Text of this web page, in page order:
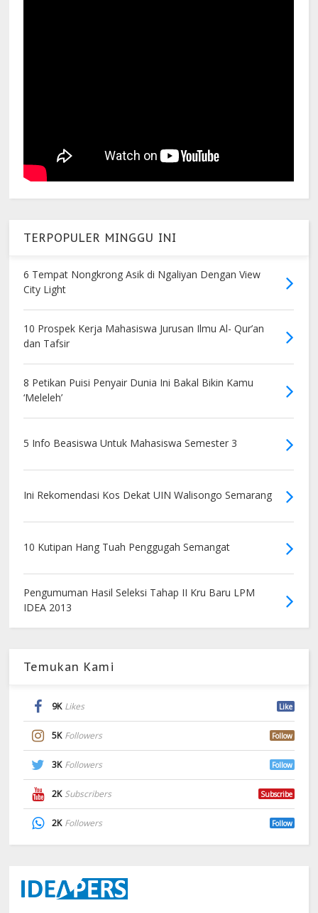
TERPOPULER MINGGU INI
6 Tempat Nongkrong Asik di Ngaliyan Dengan View
City Light
10 Prospek Kerja Mahasiswa Jurusan Ilmu Al- Qur’an
dan Tafsir
8 Petikan Puisi Penyair Dunia Ini Bakal Bikin Kamu
‘Meleleh’
5 Info Beasiswa Untuk Mahasiswa Semester 3
Ini Rekomendasi Kos Dekat UIN Walisongo Semarang
10 Kutipan Hang Tuah Penggugah Semangat
Pengumuman Hasil Seleksi Tahap II Kru Baru LPM
IDEA 2013
Temukan Kami
9K Likes Like
5K Followers Follow
3K Followers Follow
2K Subscribers Subscribe
2K Followers Follow